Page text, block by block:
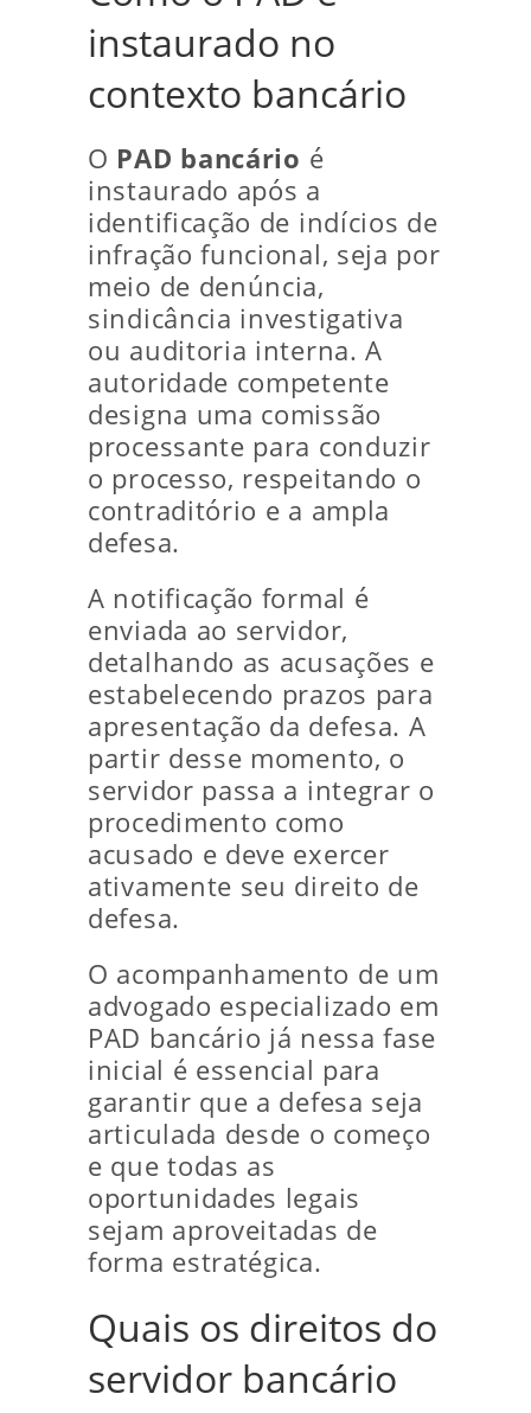
instaurado no
contexto bancário
O PAD bancário é
instaurado após a
identificação de indícios de
infração funcional, seja por
meio de denúncia,
sindicância investigativa
ou auditoria interna. A
autoridade competente
designa uma comissão
processante para conduzir
o processo, respeitando o
contraditório e a ampla
defesa.
A notificação formal é
enviada ao servidor,
detalhando as acusações e
estabelecendo prazos para
apresentação da defesa. A
partir desse momento, o
servidor passa a integrar o
procedimento como
acusado e deve exercer
ativamente seu direito de
defesa.
O acompanhamento de um
advogado especializado em
PAD bancário já nessa fase
inicial é essencial para
garantir que a defesa seja
articulada desde o começo
e que todas as
oportunidades legais
sejam aproveitadas de
forma estratégica.
Quais os direitos do
servidor bancário